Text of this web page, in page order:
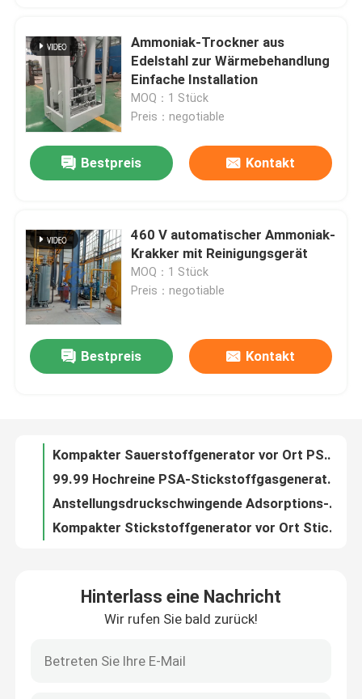
Zu Hause
Produkte
Kontakt mit uns
Neuigkeiten
Bitte um ein Angebot
Ammoniak-Trockner aus
Edelstahl zur Wärmebehandlung
Einfache Installation
MOQ：1 Stück
Preis：negotiable
Bestpreis Kontakt
460 V automatischer Ammoniak-
Krakker mit Reinigungsgerät
MOQ：1 Stück
Preis：negotiable
Bestpreis Kontakt
ISO13485 Medizinisch zertifizierter PSA Medizinischer Sauerstoffgenerator für Krankenhäuser
Kompakter Stickstoffgenerator vor Ort Stickstoff Membrangenerator Energieeffizienz
Sicherheit Portable Membran Stickstoffgenerator Anlage Große Kapazität
Ammoniak-Krackeranlage mit hohem Wirkungsgrad
Automatische Ammoniak-Krackeranlage Ammoniak-Krackeranlage Niedriger Verbrauch
Hinterlass eine Nachricht
Wir rufen Sie bald zurück!